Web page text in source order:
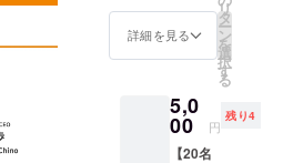
にあ
たって
iPhone
へイン
ストー
ルして
品無償
交換券
税込
75,900
入から2
年以内
までと
なりま
詳細を見る
リ
タ
ー
ン
を
選
択
す
る
5,0
00 円
残り4
【20名